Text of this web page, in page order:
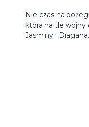
Nie czas na
która na tle wojny
Jasminy i Dragana.